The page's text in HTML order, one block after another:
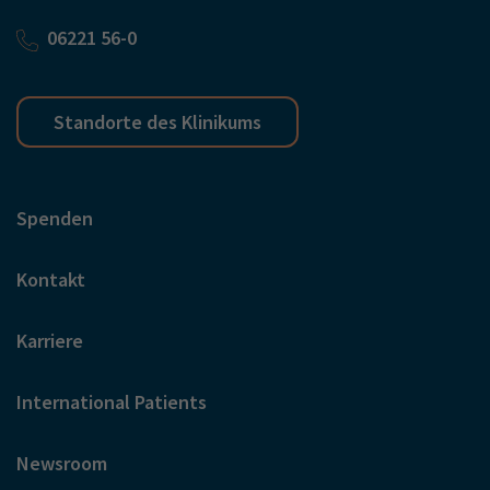
06221 56-0
Standorte des Klinikums
Spenden
Kontakt
Karriere
International Patients
Newsroom